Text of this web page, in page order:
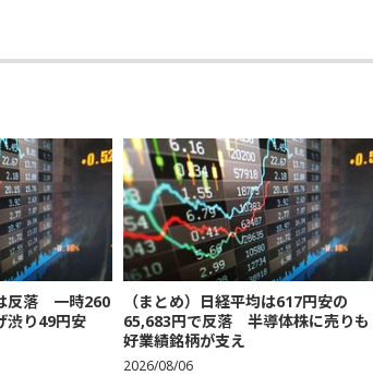
反落 一時260
渋り49円安
（まとめ）日経平均は617円安の
65,683円で反落 半導体株に売りも
好業績銘柄が支え
2026/08/06